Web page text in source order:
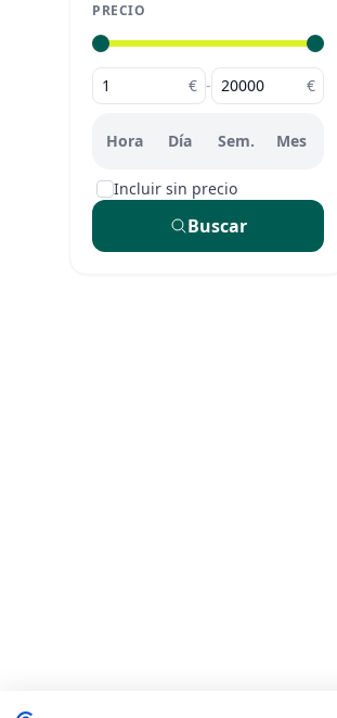
PRECIO
€ - €
Hora Día Sem. Mes
Incluir sin precio
Buscar